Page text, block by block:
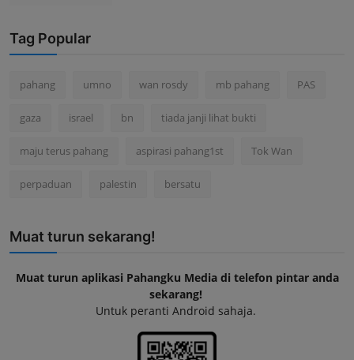
Tag Popular
pahang umno wan rosdy mb pahang PAS
gaza israel bn tiada janji lihat bukti
maju terus pahang aspirasi pahang1st Tok Wan
perpaduan palestin bersatu
Muat turun sekarang!
Muat turun aplikasi Pahangku Media di telefon pintar anda
sekarang!
Untuk peranti Android sahaja.